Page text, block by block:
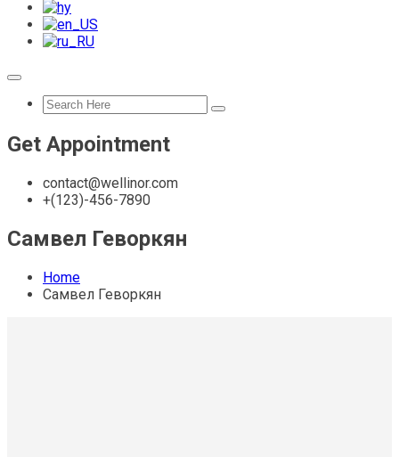
Get Appointment
contact@wellinor.com
+(123)-456-7890
Самвел Геворкян
Home
Самвел Геворкян